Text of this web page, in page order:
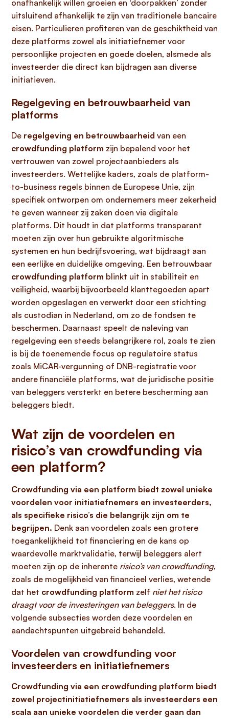
onafhankelijk willen groeien en ‘doorpakken’ zonder
uitsluitend afhankelijk te zijn van traditionele bancaire
eisen. Particulieren profiteren van de geschiktheid van
deze platforms zowel als initiatiefnemer voor
persoonlijke projecten en goede doelen, alsmede als
investeerder die direct kan bijdragen aan diverse
initiatieven.
Regelgeving en betrouwbaarheid van
platforms
De regelgeving en betrouwbaarheid van een
crowdfunding platform zijn bepalend voor het
vertrouwen van zowel projectaanbieders als
investeerders. Wettelijke kaders, zoals de platform-
to-business regels binnen de Europese Unie, zijn
specifiek ontworpen om ondernemers meer zekerheid
te geven wanneer zij zaken doen via digitale
platforms. Dit houdt in dat platforms transparant
moeten zijn over hun gebruikte algoritmische
systemen en hun bedrijfsvoering, wat bijdraagt aan
een eerlijke en duidelijke omgeving. Een betrouwbaar
crowdfunding platform blinkt uit in stabiliteit en
veiligheid, waarbij bijvoorbeeld klanttegoeden apart
worden opgeslagen en verwerkt door een stichting
als custodian in Nederland, om zo de fondsen te
beschermen. Daarnaast speelt de naleving van
regelgeving een steeds belangrijkere rol, zoals te zien
is bij de toenemende focus op regulatoire status
zoals MiCAR-vergunning of DNB-registratie voor
andere financiële platforms, wat de juridische positie
van beleggers versterkt en betere bescherming aan
beleggers biedt.
Wat zijn de voordelen en
risico’s van crowdfunding via
een platform?
Crowdfunding via een platform biedt zowel unieke
voordelen voor initiatiefnemers en investeerders,
als specifieke risico’s die belangrijk zijn om te
begrijpen. Denk aan voordelen zoals een grotere
toegankelijkheid tot financiering en de kans op
waardevolle marktvalidatie, terwijl beleggers alert
moeten zijn op de inherente risico’s van crowdfunding,
zoals de mogelijkheid van financieel verlies, wetende
dat het crowdfunding platform zelf niet het risico
draagt voor de investeringen van beleggers. In de
volgende subsecties worden deze voordelen en
aandachtspunten uitgebreid behandeld.
Voordelen van crowdfunding voor
investeerders en initiatiefnemers
Crowdfunding via een crowdfunding platform biedt
zowel projectinitiatiefnemers als investeerders een
scala aan unieke voordelen die verder gaan dan